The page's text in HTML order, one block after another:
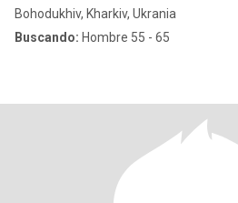
Bohodukhiv, Kharkiv, Ukrania
Buscando: Hombre 55 - 65